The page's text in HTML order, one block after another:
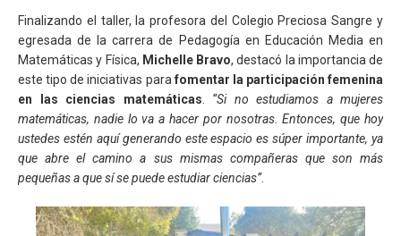
Finalizando el taller, la profesora del Colegio Preciosa Sangre y
egresada de la carrera de Pedagogía en Educación Media en
Matemáticas y Física, Michelle Bravo, destacó la importancia de
este tipo de iniciativas para fomentar la participación femenina
en las ciencias matemáticas
“Si no estudiamos a mujeres
matemáticas, nadie lo va a hacer por nosotras. Entonces, que hoy
ustedes estén aquí generando este espacio es súper importante, ya
que abre el camino a sus mismas compañeras que son más
pequeñas a que sí se puede estudiar ciencias”.